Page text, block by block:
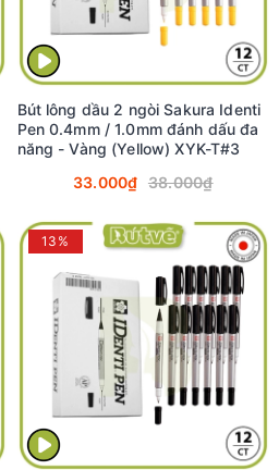
Bút lông dầu 2 ngòi Sakura Identi
Pen 0.4mm / 1.0mm đánh dấu đa
năng - Vàng (Yellow) XYK-T#3
33.000₫ 38.000₫
13%